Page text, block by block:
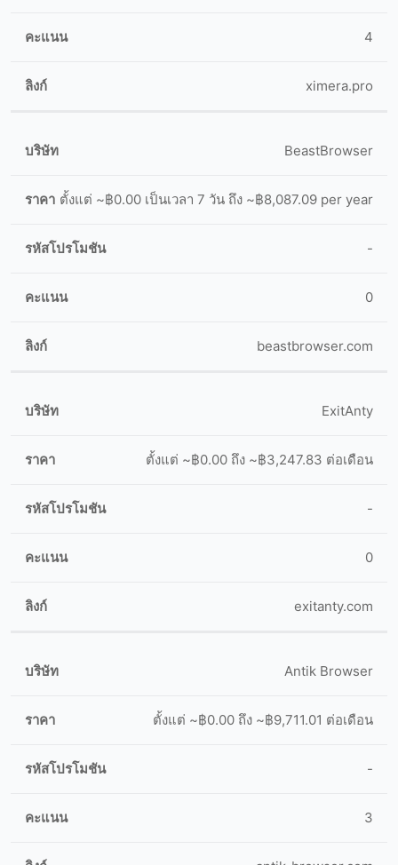
4
ximera.pro
BeastBrowser
ตั้งแต่ ~฿0.00 เป็นเวลา 7 วัน ถึง ~฿8,087.09 per year
-
0
beastbrowser.com
ExitAnty
ตั้งแต่ ~฿0.00 ถึง ~฿3,247.83 ต่อเดือน
-
0
exitanty.com
Antik Browser
ตั้งแต่ ~฿0.00 ถึง ~฿9,711.01 ต่อเดือน
-
3